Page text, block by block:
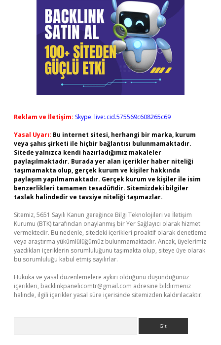
Reklam ve İletişim: Skype: live:.cid.575569c608265c69
Yasal Uyarı: Bu internet sitesi, herhangi bir marka, kurum
veya şahıs şirketi ile hiçbir bağlantısı bulunmamaktadır.
Sitede yalnızca kendi hazırladığımız makaleler
paylaşılmaktadır. Burada yer alan içerikler haber niteliği
taşımamakta olup, gerçek kurum ve kişiler hakkında
paylaşım yapılmamaktadır. Gerçek kurum ve kişiler ile isim
benzerlikleri tamamen tesadüfidir. Sitemizdeki bilgiler
taslak halindedir ve tavsiye niteliği taşımazlar.
Sitemiz, 5651 Sayılı Kanun gereğince Bilgi Teknolojileri ve İletişim
Kurumu (BTK) tarafından onaylanmış bir Yer Sağlayıcı olarak hizmet
vermektedir. Bu nedenle, sitedeki içerikleri proaktif olarak denetleme
veya araştırma yükümlülüğümüz bulunmamaktadır. Ancak, üyelerimiz
yazdıkları içeriklerin sorumluluğunu taşımakta olup, siteye üye olarak
bu sorumluluğu kabul etmiş sayılırlar.
Hukuka ve yasal düzenlemelere aykırı olduğunu düşündüğünüz
içerikleri, backlinkpanelicomtr@gmail.com adresine bildirmeniz
halinde, ilgili içerikler yasal süre içerisinde sitemizden kaldırılacaktır.